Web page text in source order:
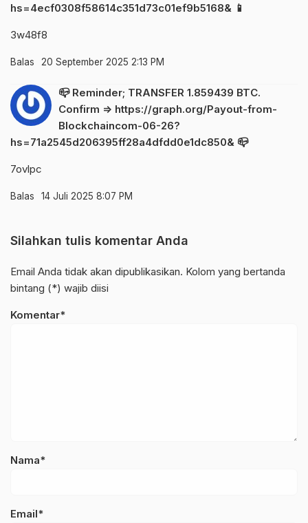
hs=4ecf0308f58614c351d73c01ef9b5168& 📱
3w48f8
Balas 20 September 2025 2:13 PM
📪 Reminder; TRANSFER 1.859439 BTC.
Confirm => https://graph.org/Payout-from-
Blockchaincom-06-26?
hs=71a2545d206395ff28a4dfdd0e1dc850& 📪
7ovlpc
Balas 14 Juli 2025 8:07 PM
Silahkan tulis komentar Anda
Email Anda tidak akan dipublikasikan. Kolom yang bertanda
bintang (*) wajib diisi
Komentar*
Nama*
Email*